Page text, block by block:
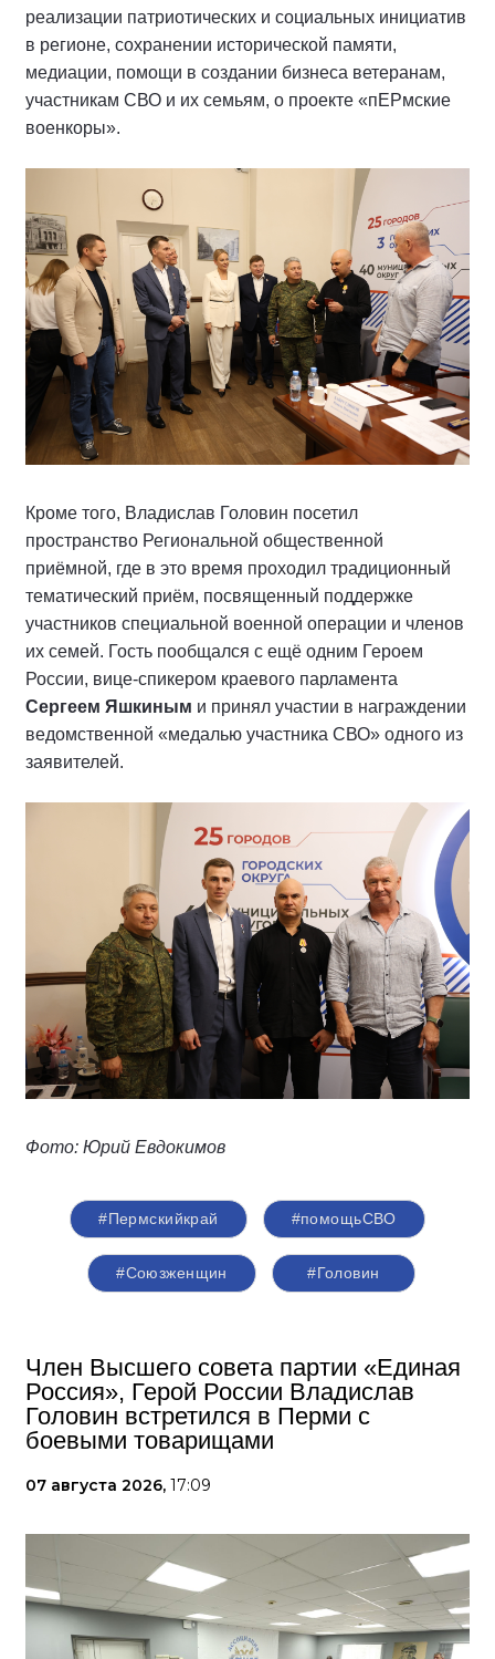
реализации патриотических и социальных инициатив
в регионе, сохранении исторической памяти,
медиации, помощи в создании бизнеса ветеранам,
участникам СВО и их семьям, о проекте «пЕРмские
военкоры».
Кроме того, Владислав Головин посетил
пространство Региональной общественной
приёмной, где в это время проходил традиционный
тематический приём, посвященный поддержке
участников специальной военной операции и членов
их семей. Гость пообщался с ещё одним Героем
России, вице-спикером краевого парламента
Сергеем Яшкиным и принял участии в награждении
ведомственной «медалью участника СВО» одного из
заявителей.
Фото: Юрий Евдокимов
#Пермскийкрай #помощьСВО
#Союзженщин #Головин
Член Высшего совета партии «Единая
Россия», Герой России Владислав
Головин встретился в Перми с
боевыми товарищами
07 августа 2026, 17:09